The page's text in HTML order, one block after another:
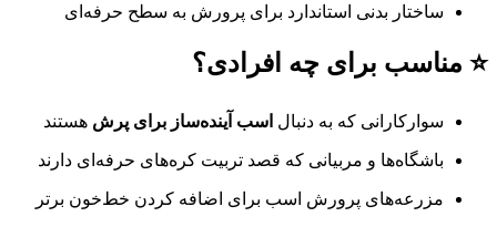
ساختار بدنی استاندارد برای پرورش به سطح حرفه‌ای
⭐ مناسب برای چه افرادی؟
سوارکارانی که به دنبال اسب آینده‌ساز برای پرش هستند
باشگاه‌ها و مربیانی که قصد تربیت کره‌های حرفه‌ای دارند
مزرعه‌های پرورش اسب برای اضافه کردن خط‌خون برتر